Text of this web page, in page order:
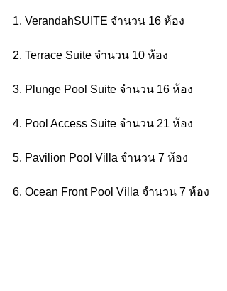
1. VerandahSUITE จำนวน 16 ห้อง
2. Terrace Suite จำนวน 10 ห้อง
3. Plunge Pool Suite จำนวน 16 ห้อง
4. Pool Access Suite จำนวน 21 ห้อง
5. Pavilion Pool Villa จำนวน 7 ห้อง
6. Ocean Front Pool Villa จำนวน 7 ห้อง